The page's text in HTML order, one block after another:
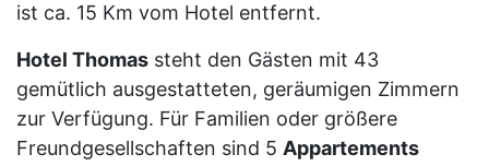
ist ca. 15 Km vom Hotel entfernt.
Hotel Thomas steht den Gästen mit 43
gemütlich ausgestatteten, geräumigen Zimmern
zur Verfügung. Für Familien oder größere
Freundgesellschaften sind 5 Appartements